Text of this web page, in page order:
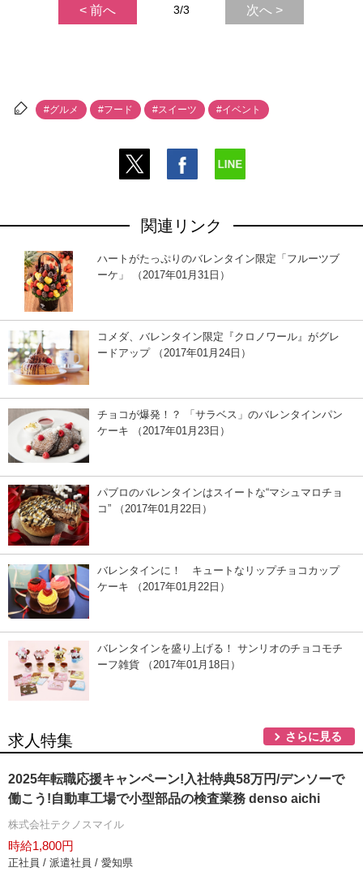
< 前へ 3/3 次へ >
#グルメ #フード #スイーツ #イベント
関連リンク
ハートがたっぷりのバレンタイン限定「フルーツブ
ーケ」 （2017年01月31日）
コメダ、バレンタイン限定『クロノワール』がグレ
ードアップ （2017年01月24日）
チョコが爆発！？ 「サラベス」のバレンタインパン
ケーキ （2017年01月23日）
パブロのバレンタインはスイートな“マシュマロチョ
コ” （2017年01月22日）
バレンタインに！ キュートなリップチョコカップ
ケーキ （2017年01月22日）
バレンタインを盛り上げる！ サンリオのチョコモチ
ーフ雑貨 （2017年01月18日）
求人特集 さらに見る
2025年転職応援キャンペーン!入社特典58万円/デンソーで
働こう!自動車工場で小型部品の検査業務 denso aichi
株式会社テクノスマイル
時給1,800円
正社員 / 派遣社員 / 愛知県